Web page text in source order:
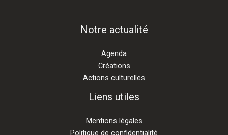
Notre actualité
Agenda
Créations
Actions culturelles
Liens utiles
Mentions légales
Politique de confidentialité